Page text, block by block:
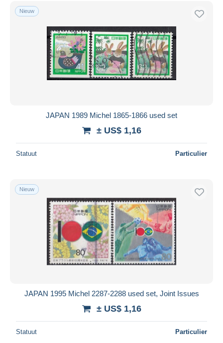
Gratis levering
Betaalmiddelen
PayPal
Bankoverschrijving
Visa
Woonplaats van de verkoper
Toepassen
Nieuw
JAPAN 1989 Michel 1865-1866 used set
± US$ 1,16
Statuut Particulier
Nieuw
JAPAN 1995 Michel 2287-2288 used set, Joint Issues
± US$ 1,16
Statuut Particulier